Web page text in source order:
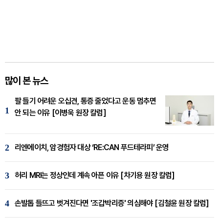
많이 본 뉴스
1
팔 들기 어려운 오십견, 통증 줄었다고 운동 멈추면
안 되는 이유 [이병욱 원장 칼럼]
2 리엔에이치, 암경험자 대상 ‘RE:CAN 푸드테라피’ 운영
3 허리 MRI는 정상인데 계속 아픈 이유 [차기용 원장 칼럼]
4 손발톱 들뜨고 벗겨진다면 '조갑박리증' 의심해야 [김철윤 원장 칼럼]